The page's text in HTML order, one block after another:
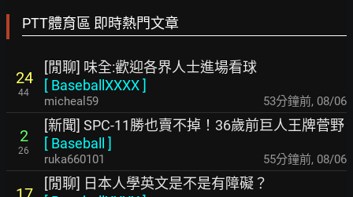
PTT體育區 即時熱門文章
24
44
[閒聊] 味全:歡迎各界人士進場看球
[ BaseballXXXX]
micheal59 53分鐘前, 08/06
2
26
[新聞] SPC-11勝也賣不掉！36歲前巨人王牌菅野
[ Baseball ]
ruka660101 55分鐘前, 08/06
[閒聊] 日本人學英文是不是有障礙？